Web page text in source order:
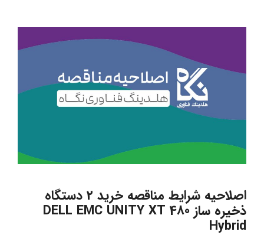
اصلاحیه شرایط مناقصه خرید 2 دستگاه
ذخیره ساز DELL EMC UNITY XT 480
Hybrid